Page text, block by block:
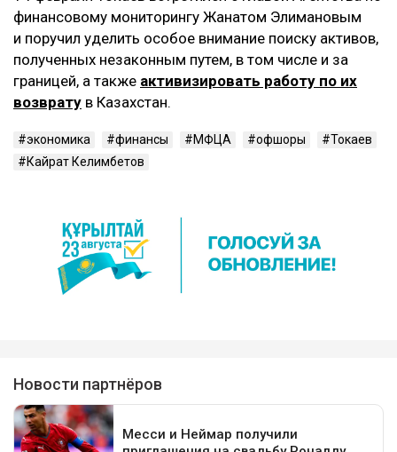
финансовому мониторингу Жанатом Элимановым
и поручил уделить особое внимание поиску активов,
полученных незаконным путем, в том числе и за
границей, а также активизировать работу по их
возврату в Казахстан.
экономика финансы МФЦА офшоры
Токаев
Кайрат Келимбетов